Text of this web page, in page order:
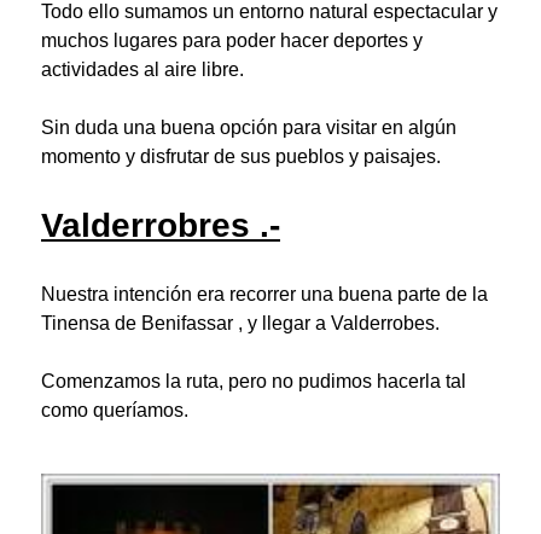
Todo ello sumamos un entorno natural espectacular y
muchos lugares para poder hacer deportes y
actividades al aire libre.
Sin duda una buena opción para visitar en algún
momento y disfrutar de sus pueblos y paisajes.
Valderrobres .-
Nuestra intención era recorrer una buena parte de la
Tinensa de Benifassar , y llegar a Valderrobes.
Comenzamos la ruta, pero no pudimos hacerla tal
como queríamos.